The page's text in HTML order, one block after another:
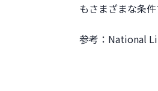
もさまざまな条
参考：National